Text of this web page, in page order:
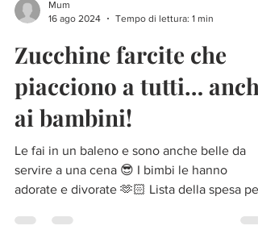
16 ago 2024
Tempo di lettura: 1 min
Zucchine farcite che
piacciono a tutti… anche
ai bambini!
Le fai in un baleno e sono anche belle da
servire a una cena 😎 I bimbi le hanno
adorate e divorate 🫶🏻 Lista della spesa per